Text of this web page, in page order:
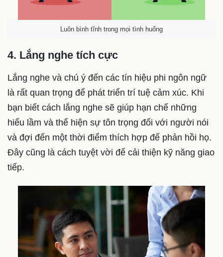
Luôn bình tĩnh trong mọi tình huống
4. Lắng nghe tích cực
Lắng nghe và chú ý đến các tín hiệu phi ngôn ngữ
là rất quan trọng để phát triển trí tuệ cảm xúc. Khi
bạn biết cách lắng nghe sẽ giúp hạn chế những
hiểu lầm và thể hiện sự tôn trọng đối với người nói
và đợi đến một thời điểm thích hợp để phản hồi họ.
Đây cũng là cách tuyệt vời để cải thiện kỹ năng giao
tiếp.